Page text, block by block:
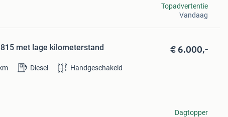
Topadvertentie
Vandaag
met lage kilometerstand € 6.000,-
km Diesel Handgeschakeld
Dagtopper